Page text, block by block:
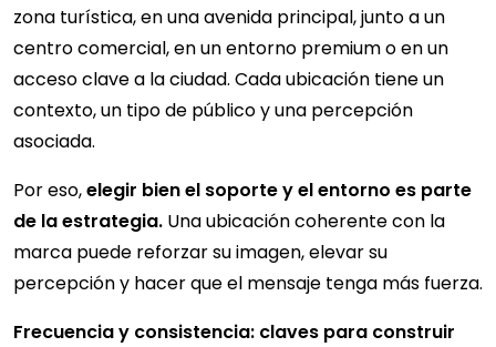
zona turística, en una avenida principal, junto a un
centro comercial, en un entorno premium o en un
acceso clave a la ciudad. Cada ubicación tiene un
contexto, un tipo de público y una percepción
asociada.
Por eso,elegir bien el soporte y el entorno es parte
de la estrategia. Una ubicación coherente con la
marca puede reforzar su imagen, elevar su
percepción y hacer que el mensaje tenga más fuerza.
Frecuencia y consistencia: claves para construir